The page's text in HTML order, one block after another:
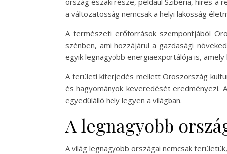
ország északi része, például Szibéria, híres a
a változatosság nemcsak a helyi lakosság
A természeti erőforrások szempontjából
szénben, ami hozzájárul a gazdasági
egyik legnagyobb energiaexportálója is,
A területi kiterjedés mellett Oroszország
és hagyományok keveredését eredményezi.
egyedülálló hely legyen a világban.
A legnagyobb
A világ legnagyobb országai nemcsak